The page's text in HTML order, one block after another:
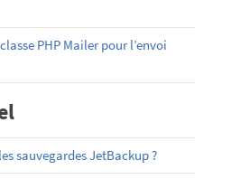
PHP Mailer pour l’envoi
sauvegardes JetBackup ?